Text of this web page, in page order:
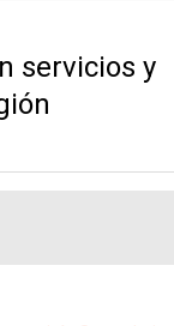
servicios y